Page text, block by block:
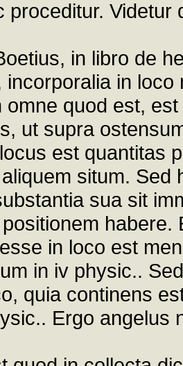
proceditur. Videtur
in libro de
incorporalia in
omne quod est,
ut supra
est quantitas
situm.
sua sit
in loco est
in iv physic..
quia continens
Ergo angelus